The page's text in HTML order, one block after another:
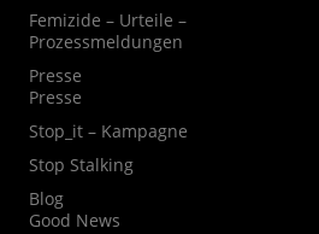
Femizide – Urteile –
Prozessmeldungen
Presse
Presse
Stop_it – Kampagne
Stop Stalking
Blog
Good News